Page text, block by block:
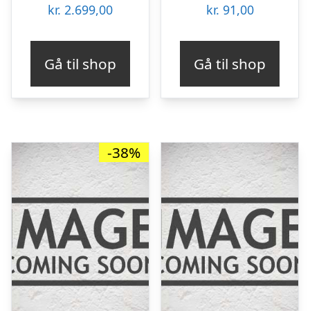
kr. 2.699,00
Gå til shop
kr. 91,00
Gå til shop
-38%